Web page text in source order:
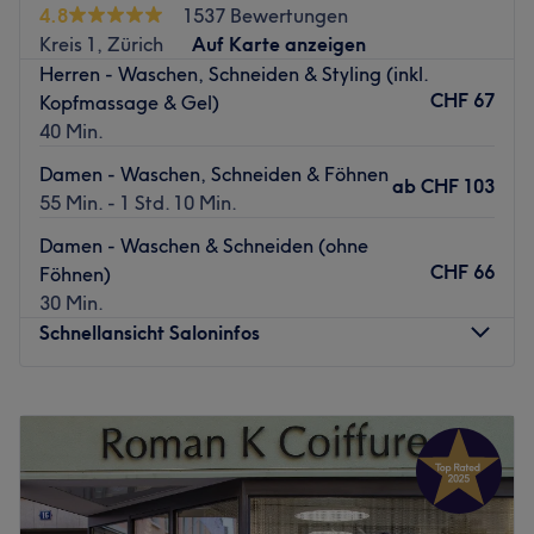
Zentral gelegen und gleichzeitig in ruhigem Ambiente.
Der helle und gemütliche Salon ist optimal, um die Seele
mal wieder richtig baumeln zu lassen und sich zum
Verwöhnen lassen in vertrauensvolle Hände zu begeben.
Erfahrung wissen, was Beauty zum Highlight macht: Eine
stimmige Symbiose aus Ästhetik und Verwöhnung. Mit
fabelhaften Gesichtsbehandlungen, ausgewählten
Körperpflegebehandlungen, Massagen, Nagelservices,
typgerechte Make-ups und mehr wird effektive Kosmetik
hier zum Genuss.
4.8
1537 Bewertungen
Kreis 1, Zürich
Auf Karte anzeigen
Herren - Waschen, Schneiden & Styling (inkl.
Kopfmassage & Gel)
40 Min.
CHF 67
Damen - Waschen, Schneiden & Föhnen
55 Min. - 1 Std. 10 Min.
ab CHF 103
Damen - Waschen & Schneiden (ohne
Föhnen)
30 Min.
CHF 66
Schnellansicht Saloninfos
Dienstag
09:00
18:30
Mittwoch
09:00 –18:30
Donnerstag
09:00–18:30
Freitag
09:00
18:30